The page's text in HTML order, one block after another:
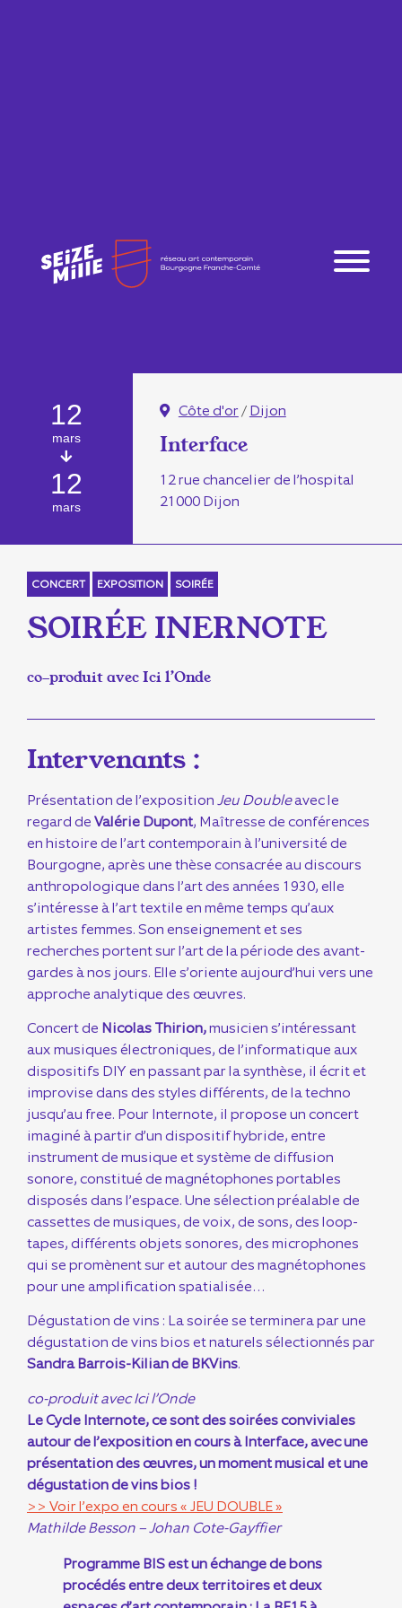
12
mars
12
mars
Côte d'or/Dijon
Interface
12 rue chancelier de l’hospital
21000 Dijon
CONCERT EXPOSITION SOIRÉE
SOIRÉE INERNOTE
co-produit avec Ici l’Onde
Intervenants :
Présentation de l’expositionJeu Doubleavec le
regard deValérie Dupont, Maîtresse de conférences
en histoire de l’art contemporain à l’université de
Bourgogne, après une thèse consacrée au discours
anthropologique dans l’art des années 1930, elle
s’intéresse à l’art textile en même temps qu’aux
artistes femmes. Son enseignement et ses
recherches portent sur l’art de la période des avant-
gardes à nos jours. Elle s’oriente aujourd’hui vers une
approche analytique des œuvres.
Concert de Nicolas Thirion,musicien s’intéressant
aux musiques électroniques, de l’informatique aux
dispositifs DIY en passant par la synthèse, il écrit et
improvise dans des styles différents, de la techno
jusqu’au free. Pour Internote, il propose un concert
imaginé à partir d’un dispositif hybride, entre
instrument de musique et système de diffusion
sonore, constitué de magnétophones portables
disposés dans l’espace. Une sélection préalable de
cassettes de musiques, de voix, de sons, des loop-
tapes, différents objets sonores, des microphones
qui se promènent sur et autour des magnétophones
pour une amplification spatialisée…
Dégustation de vins : La soirée se terminera par une
dégustation de vins bios et naturels sélectionnés par
Sandra Barrois-Kilian de BKVins.
co-produit avec Ici l’Onde
Le Cycle Internote, ce sont des soirées conviviales
autour de l’exposition en cours à Interface, avec une
présentation des œuvres, un moment musical et une
dégustation de vins bios !
>> Voir l’expo en cours « JEU DOUBLE »
Mathilde Besson – Johan Cote-Gayffier
Programme BISest un échange de bons
procédés entre deux territoires et deux